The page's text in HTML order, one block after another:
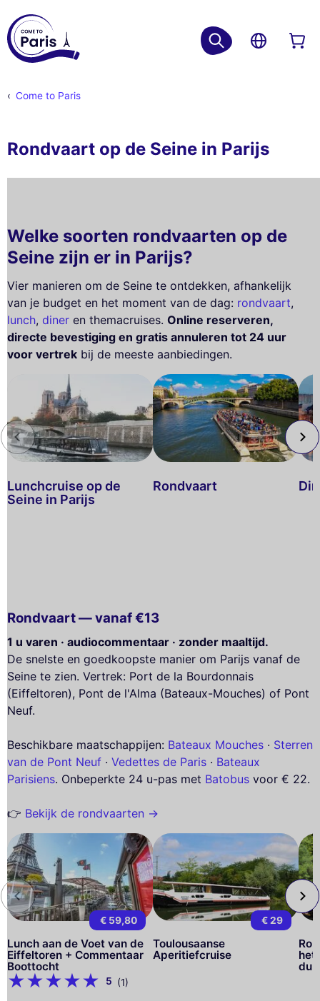
Come to Paris
Rondvaart op de Seine in Parijs
Welke soorten rondvaarten op de
Seine zijn er in Parijs?
Vier manieren om de Seine te ontdekken, afhankelijk
van je budget en het moment van de dag: rondvaart,
lunch, diner en themacruises. Online reserveren,
directe bevestiging en gratis annuleren tot 24 uur
voor vertrek bij de meeste aanbiedingen.
Lunchcruise op de
Seine in Parijs
Rondvaart
Rondvaart — vanaf €13
1 u varen · audiocommentaar · zonder maaltijd.
De snelste en goedkoopste manier om Parijs vanaf de
Seine te zien. Vertrek: Port de la Bourdonnais
(Eiffeltoren), Pont de l'Alma (Bateaux-Mouches) of Pont
Neuf.
Beschikbare maatschappijen: Bateaux Mouches · Sterren
van de Pont Neuf · Vedettes de Paris · Bateaux
Parisiens. Onbeperkte 24 u-pas met Batobus voor € 22.
👉 Bekijk de rondvaarten →
€ 59,80
Lunch aan de Voet van de
Eiffeltoren + Commentaar
Boottocht
5 (1)
€ 29
Toulousaanse
Aperitiefcruise
het
du